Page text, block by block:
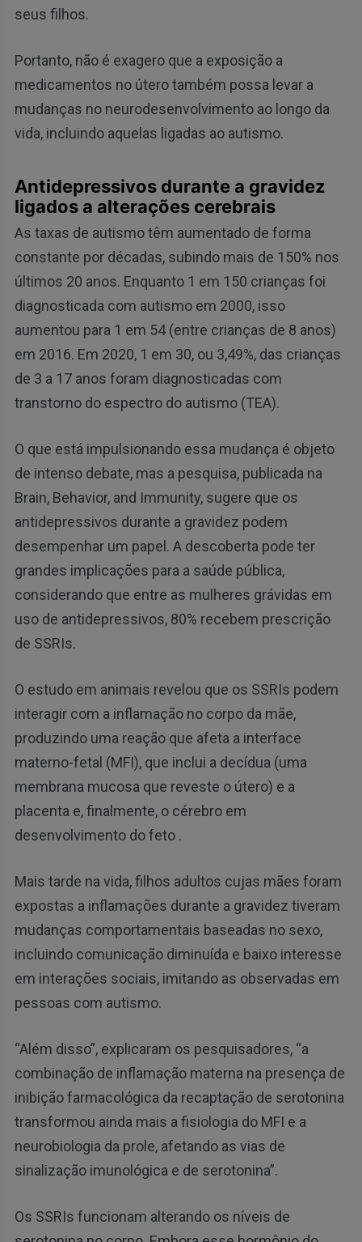
seus filhos.
Portanto, não é exagero que a exposição a
medicamentos no útero também possa levar a
mudanças no neurodesenvolvimento ao longo da
vida, incluindo aquelas ligadas ao autismo.
Antidepressivos durante a gravidez
ligados a alterações cerebrais
As taxas de autismo têm aumentado de forma
constante por décadas, subindo mais de 150% nos
últimos 20 anos. Enquanto 1 em 150 crianças foi
diagnosticada com autismo em 2000, isso
aumentou para 1 em 54 (entre crianças de 8 anos)
em 2016. Em 2020, 1 em 30, ou 3,49%, das crianças
de 3 a 17 anos foram diagnosticadas com
transtorno do espectro do autismo (TEA).
O que está impulsionando essa mudança é objeto
de intenso debate, mas a pesquisa, publicada na
Brain, Behavior, and Immunity, sugere que os
antidepressivos durante a gravidez podem
desempenhar um papel. A descoberta pode ter
grandes implicações para a saúde pública,
considerando que entre as mulheres grávidas em
uso de antidepressivos, 80% recebem prescrição
de SSRIs.
O estudo em animais revelou que os SSRIs podem
interagir com a inflamação no corpo da mãe,
produzindo uma reação que afeta a interface
materno-fetal (MFI), que inclui a decídua (uma
membrana mucosa que reveste o útero) e a
placenta e, finalmente, o cérebro em
desenvolvimento do feto .
Mais tarde na vida, filhos adultos cujas mães foram
expostas a inflamações durante a gravidez tiveram
mudanças comportamentais baseadas no sexo,
incluindo comunicação diminuída e baixo interesse
em interações sociais, imitando as observadas em
pessoas com autismo.
“Além disso”, explicaram os pesquisadores, “a
combinação de inflamação materna na presença de
inibição farmacológica da recaptação de serotonina
transformou ainda mais a fisiologia do MFI e a
neurobiologia da prole, afetando as vias de
sinalização imunológica e de serotonina”.
Os SSRIs funcionam alterando os níveis de